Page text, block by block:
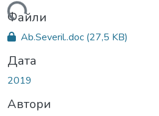
Файли
Ab.Severil..doc (27,5 KB)
Дата
2019
Автори